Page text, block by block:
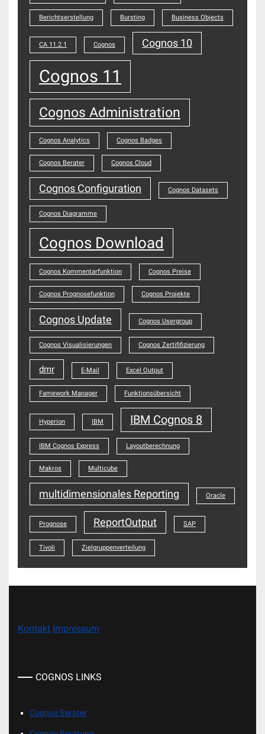
Berichtserstellung Bursting Business Objects
CA 11.2.1 Cognos Cognos 10
Cognos 11
Cognos Administration
Cognos Analytics Cognos Badges
Cognos Berater Cognos Cloud
Cognos Configuration Cognos Datasets
Cognos Diagramme
Cognos Download
Cognos Kommentarfunktion Cognos Preise
Cognos Prognosefunktion Cognos Projekte
Cognos Update Cognos Usergroup
Cognos Visualisierungen Cognos Zertififizierung
dmr E-Mail Excel Output
Famework Manager Funktionsübersicht
Hyperion IBM IBM Cognos 8
IBM Cognos Express Layoutberechnung
Makros Multicube
multidimensionales Reporting Oracle
Prognose ReportOutput SAP
Tivoli Zielgruppenverteilung
Kontakt Impressum
COGNOS LINKS
Cognos Berater